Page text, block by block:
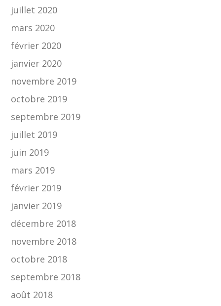
juillet 2020
mars 2020
février 2020
janvier 2020
novembre 2019
octobre 2019
septembre 2019
juillet 2019
juin 2019
mars 2019
février 2019
janvier 2019
décembre 2018
novembre 2018
octobre 2018
septembre 2018
août 2018